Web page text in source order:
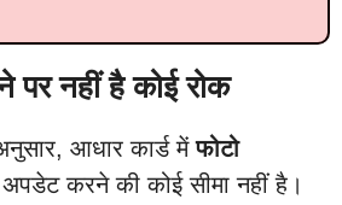
नहीं है कोई रोक
आधार कार्ड मेंफोटो
करने की कोई सीमा नहीं है।